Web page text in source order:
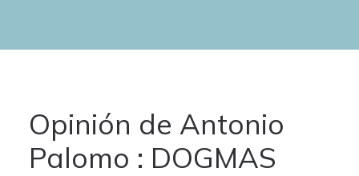
Opinión de Antonio
Palomo : DOGMAS